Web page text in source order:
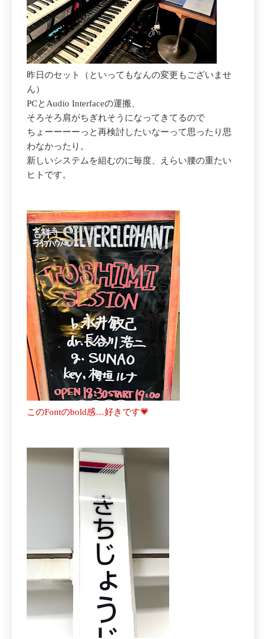
昨日のセット（といってもなんの変更もございませ
ん）
PCとAudio Interfaceの運搬、
そろそろ肩がちぎれそうになってきてるので
ちょーーーーっと再検討したいなーって思ったり思
わなかったり。
新しいシステムを組むのに毎度、えらい腰の重たい
ヒトです。
このFontのbold感…好きです💗